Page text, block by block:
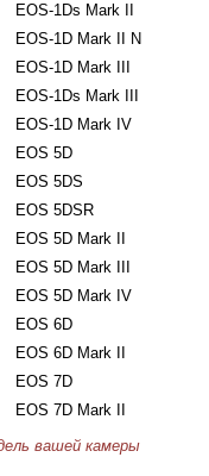
EOS-1Ds Mark II
EOS-1D Mark II N
EOS-1D Mark III
EOS-1Ds Mark III
EOS-1D Mark IV
EOS 5D
EOS 5DS
EOS 5DSR
EOS 5D Mark II
EOS 5D Mark III
EOS 5D Mark IV
EOS 6D
EOS 6D Mark II
EOS 7D
EOS 7D Mark II
вашей камеры